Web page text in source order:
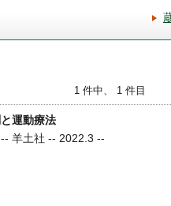
1 件中、 1 件目
運動療法
羊土社 -- 2022.3 --